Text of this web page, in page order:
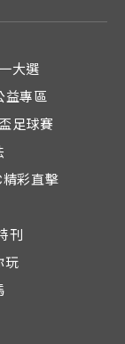
大選
益專區
足球賽
彩直擊
刊
玩